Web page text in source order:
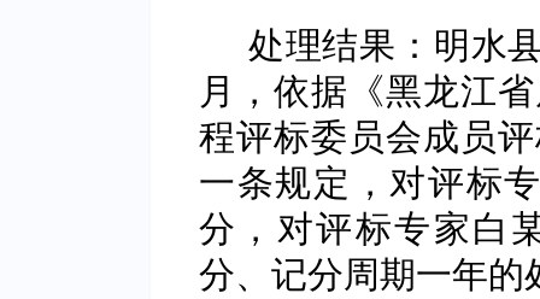
处理结果：明水
月，依据《黑龙江
程评标委员会成员
一条规定，对评标
分，对评标专家白
分、记分周期一年的